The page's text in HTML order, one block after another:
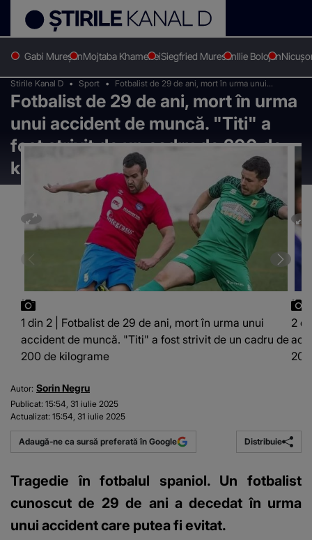
Gabi MureșanMojtaba KhameneiSiegfried MuresanIlie Bolojan
Stirile Kanal D Sport
Fotbalist de 29 de ani, mort în urma unui
accident de muncă. "Titi" a fost strivit de un
cadru de 200 de kilograme
Fotbalist de 29 de ani, mort în urma
unui accident de muncă. "Titi" a
fost strivit de un cadru de 200 de
kilograme
1 din 2 | Fotbalist de 29 de ani, mort în urma unui
accident de muncă. "Titi" a fost strivit de un cadru de
200 de kilograme
2
Autor: Sorin Negru
Publicat: 15:54, 31 iulie 2025
Actualizat: 15:54, 31 iulie 2025
Adaugă-ne ca sursă preferată în Google Distribuie
Tragedie în fotbalul spaniol. Un fotbalist
cunoscut de 29 de ani a decedat în urma
unui accident care putea fi evitat.